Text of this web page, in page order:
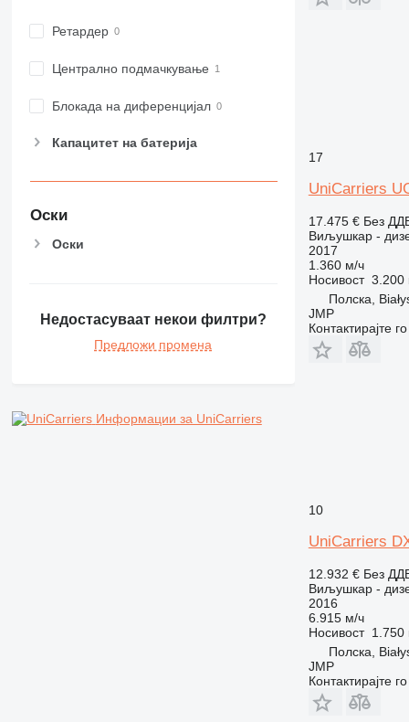
Ретардер
Централно подмачкување
Блокада на диференцијал
Капацитет на батерија
Оски
Оски
Недостасуваат некои филтри?
Предложи промена
Информации за UniCarriers
17
UniCarriers
17.475 € Без
Виљушкар -
2017
1.360 м/ч
Носивост 3.200
Полска,
JMP
Контактирајте
10
UniCarriers
12.932 € Без
Виљушкар -
2016
6.915 м/ч
Носивост 1.750
Полска,
JMP
Контактирајте